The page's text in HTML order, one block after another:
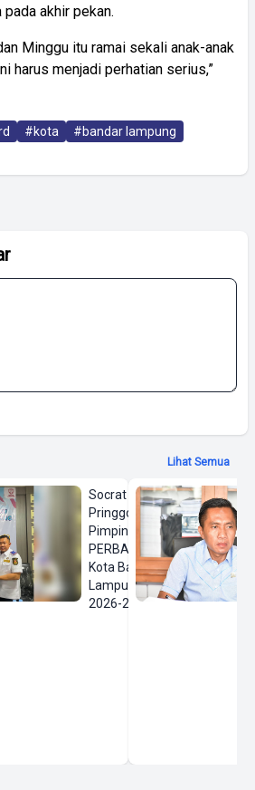
pada akhir pekan.
Minggu itu ramai sekali anak-anak
harus menjadi perhatian serius,”
#kota
#bandar lampung
Lihat Semua
Socrat
Pringgodanu
Pimpin
PERBASI
Kota Bandar
Lampung
2026-2030